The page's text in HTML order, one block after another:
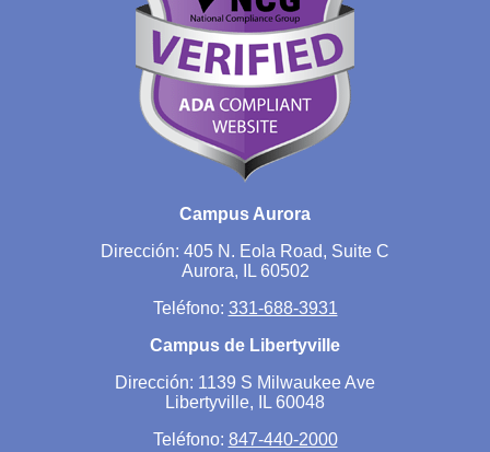
Campus Aurora
Dirección: 405 N. Eola Road, Suite C
Aurora, IL 60502
Teléfono: 331-688-3931
Campus de Libertyville
Dirección: 1139 S Milwaukee Ave
Libertyville, IL 60048
Teléfono: 847-440-2000